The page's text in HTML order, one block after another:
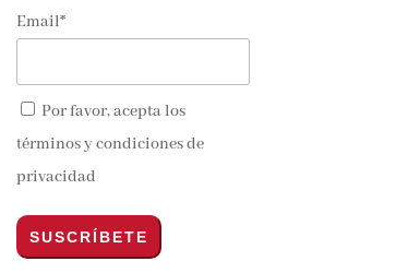
Email*
Por favor, acepta los
términos y condiciones de
privacidad